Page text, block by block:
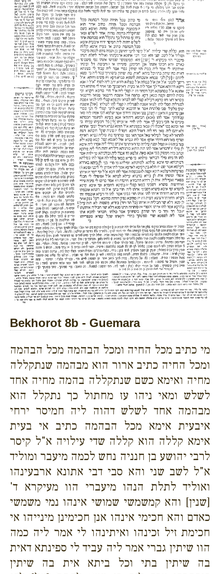
Bekhorot 8b - Guemara
מי כתיב מכל החיה ומכל הבהמה מכל הבהמה
ומכל החיה כתיב ארור הוא מבהמה שנתקללה
מחיה ואימא כשם שנתקללה בהמה מחיה אחד
לשלש ומאי ניהו עז מחתול כך נתקלל הוא
מבהמה אחד לשלש דהוה ליה חמיסר ירחי
איבעית אימא מכל הבהמה כתיב אי בעית
אימא קללה הוא קללה שדי עילויה א"ל קיסר
לרבי יהושע בן חנניה נחש לכמה מיעבר ומוליד
א"ל לשב שני והא סבי דבי אתונא ארבעינהו
ואוליד לתלת הנהו מיעברי הוו מעיקרא ד'
[שנין] והא קמשמשי שמושי אינהו נמי משמשי
כאדם והא חכימי אינהו אנן חכימינן מינייהו אי
חכימת זיל זכינהו ואיתינהו לי אמר ליה כמה
הוו שיתין גברי אמר ליה עביד לי ספינתא דאית
בה שיתין בתי וכל ביתא אית בה שיתין